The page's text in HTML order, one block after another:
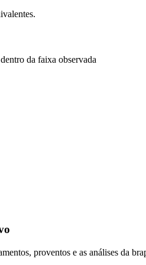
da faixa observada
proventos e as análises da